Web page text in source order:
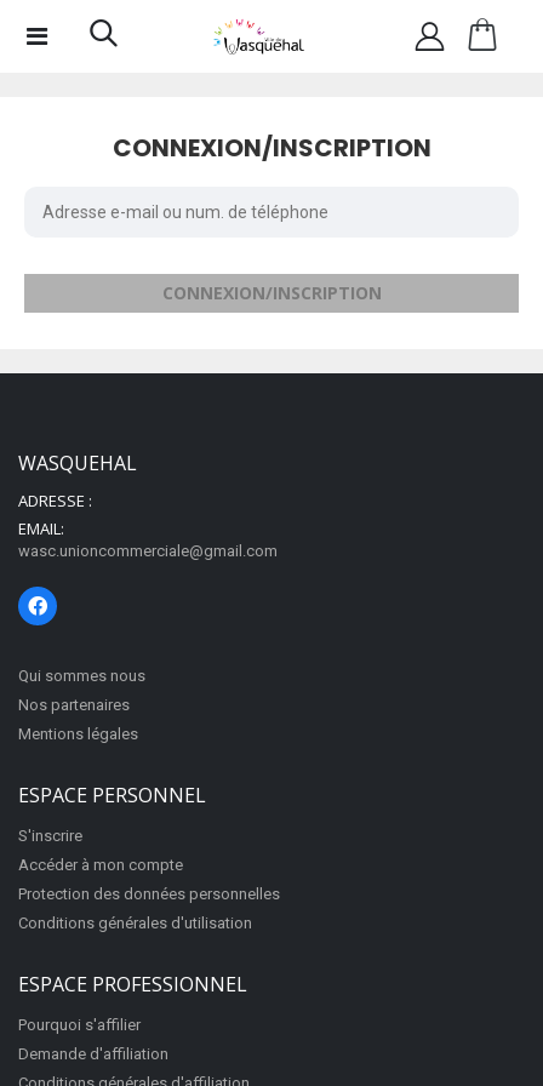
CONNEXION/INSCRIPTION
CONNEXION/INSCRIPTION
WASQUEHAL
ADRESSE :
EMAIL:
wasc.unioncommerciale@gmail.com
Qui sommes nous
Nos partenaires
Mentions légales
ESPACE PERSONNEL
S'inscrire
Accéder à mon compte
Protection des données personnelles
Conditions générales d'utilisation
ESPACE PROFESSIONNEL
Pourquoi s'affilier
Demande d'affiliation